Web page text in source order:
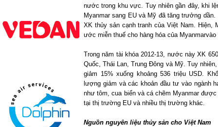
nước trong khu vực. Tuy nhiên gần đây, khi
Myanmarsang EU và Mỹ đã tăng trưởng dần.
XK thủy sản cạnh tranh của Việt Nam. Hiện,
ước miễn thuế cho hàng hóa của
Trong năm tài khóa 2012-13, nước này XK
Quốc, Thái Lan, Trung Đông và Mỹ. Tuy
giảm 15% xuống khoảng 536 triệu USD.
lượng giảm và các khoản đầu tư vào ngành
như tôm, cua biển và cá chẽm Myanmarđược
tại thị trường EU và nhiều thị trường khác.
Nguồn nguyên liệu thủy sản cho Việt Nam